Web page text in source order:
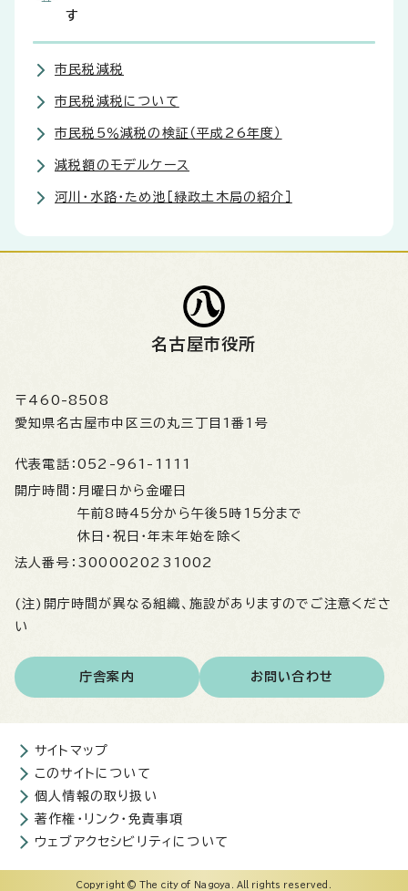
す
市民税減税
市民税減税について
市民税5％減税の検証（平成26年度）
減税額のモデルケース
河川・水路・ため池［緑政土木局の紹介］
名古屋市役所
〒460-8508
愛知県名古屋市中区三の丸三丁目1番1号
代表電話： 052-961-1111
開庁時間： 月曜日から金曜日
午前8時45分から午後5時15分まで
休日・祝日・年末年始を除く
法人番号： 3000020231002
(注)開庁時間が異なる組織、施設がありますのでご注意くださ
い
庁舎案内 お問い合わせ
サイトマップ
このサイトについて
個人情報の取り扱い
著作権・リンク・免責事項
ウェブアクセシビリティについて
Copyright © The city of Nagoya. All rights reserved.